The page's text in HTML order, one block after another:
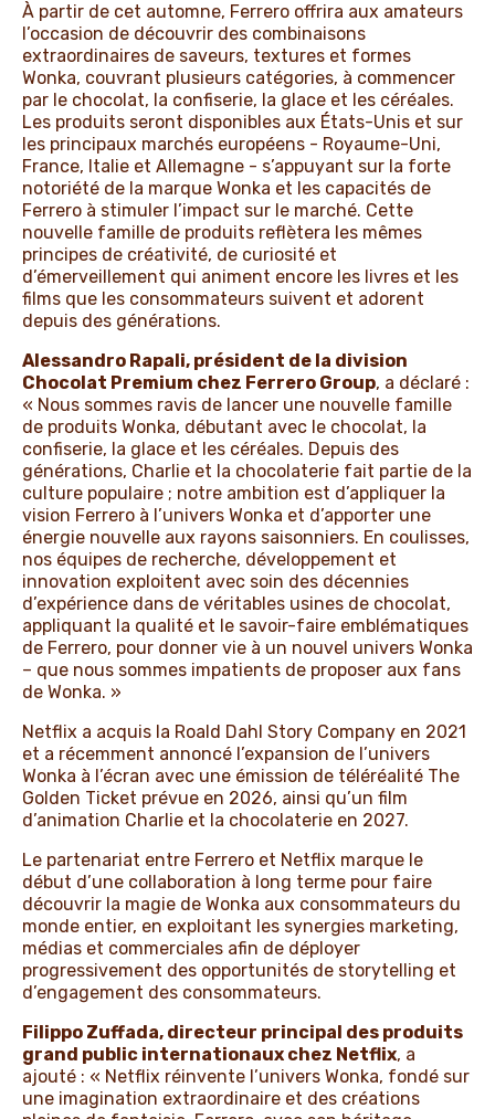
À partir de cet automne, Ferrero offrira aux amateurs
l’occasion de découvrir des combinaisons
extraordinaires de saveurs, textures et formes
Wonka, couvrant plusieurs catégories, à commencer
par le chocolat, la confiserie, la glace et les céréales.
Les produits seront disponibles aux États-Unis et sur
les principaux marchés européens - Royaume-Uni,
France, Italie et Allemagne - s’appuyant sur la forte
notoriété de la marque Wonka et les capacités de
Ferrero à stimuler l’impact sur le marché. Cette
nouvelle famille de produits reflètera les mêmes
principes de créativité, de curiosité et
d’émerveillement qui animent encore les livres et les
films que les consommateurs suivent et adorent
depuis des générations.
Alessandro Rapali, président de la division
Chocolat Premium chez Ferrero Group, a déclaré :
« Nous sommes ravis de lancer une nouvelle famille
de produits Wonka, débutant avec le chocolat, la
confiserie, la glace et les céréales. Depuis des
générations, Charlie et la chocolaterie fait partie de la
culture populaire ; notre ambition est d’appliquer la
vision Ferrero à l’univers Wonka et d’apporter une
énergie nouvelle aux rayons saisonniers. En coulisses,
nos équipes de recherche, développement et
innovation exploitent avec soin des décennies
d’expérience dans de véritables usines de chocolat,
appliquant la qualité et le savoir-faire emblématiques
de Ferrero, pour donner vie à un nouvel univers Wonka
– que nous sommes impatients de proposer aux fans
de Wonka. »
Netflix a acquis la Roald Dahl Story Company en 2021
et a récemment annoncé l’expansion de l’univers
Wonka à l’écran avec une émission de téléréalité The
Golden Ticket prévue en 2026, ainsi qu’un film
d’animation Charlie et la chocolaterie en 2027.
Le partenariat entre Ferrero et Netflix marque le
début d’une collaboration à long terme pour faire
découvrir la magie de Wonka aux consommateurs du
monde entier, en exploitant les synergies marketing,
médias et commerciales afin de déployer
progressivement des opportunités de storytelling et
d’engagement des consommateurs.
Filippo Zuffada, directeur principal des produits
grand public internationaux chez Netflix, a
ajouté : « Netflix réinvente l’univers Wonka, fondé sur
une imagination extraordinaire et des créations